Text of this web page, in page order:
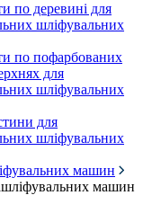
по деревині для
шліфувальних
по пофарбованих
для
шліфувальних
для
шліфувальних
машин
машин